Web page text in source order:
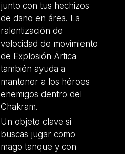
junto con tus hechizos
de daño en área. La
ralentización de
velocidad de movimiento
de Explosión Ártica
también ayuda a
mantener a los héroes
enemigos dentro del
Chakram.
Un objeto clave si
buscas jugar como
mago tanque y con